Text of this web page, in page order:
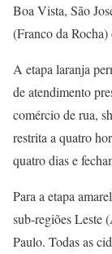
Boa Vista, São
(Franco da
A etapa laranja
de atendimento
comércio de rua,
restrita a quatro
quatro dias e
Para a etapa
sub-regiões Leste
Paulo. Todas as